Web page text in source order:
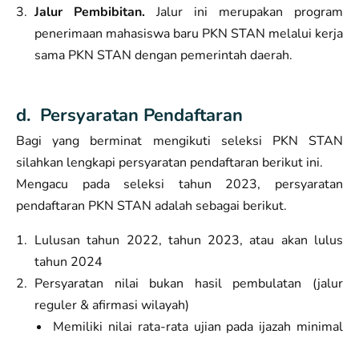
Jalur Pembibitan. Jalur ini merupakan program
penerimaan mahasiswa baru PKN STAN melalui kerja
sama PKN STAN dengan pemerintah daerah.
d. Persyaratan Pendaftaran
Bagi yang berminat mengikuti seleksi PKN STAN
silahkan lengkapi persyaratan pendaftaran berikut ini.
Mengacu pada seleksi tahun 2023, persyaratan
pendaftaran PKN STAN adalah sebagai berikut.
Lulusan tahun 2022, tahun 2023, atau akan lulus
tahun 2024
Persyaratan nilai bukan hasil pembulatan (jalur
reguler & afirmasi wilayah)
Memiliki nilai rata-rata ujian pada ijazah minimal